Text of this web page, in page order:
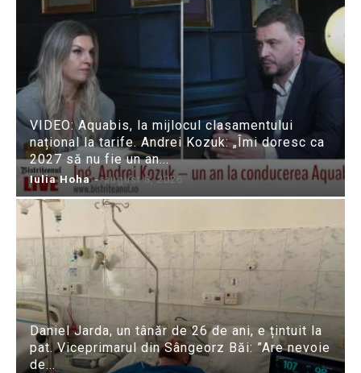
VIDEO: Aquabis, la mijlocul clasamentului
național la tarife. Andrei Kozuk: „Îmi doresc ca
2027 să nu fie un an...
Iulia Hoha - august 8, 2026
Daniel Jarda, un tânăr de 26 de ani, e țintuit la
pat. Viceprimarul din Sângeorz Băi: ”Are nevoie
de...